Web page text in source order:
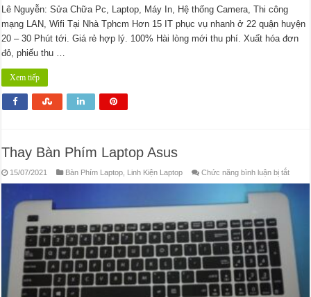
Lê Nguyễn: Sửa Chữa Pc, Laptop, Máy In, Hệ thống Camera, Thi công
mạng LAN, Wifi Tại Nhà Tphcm Hơn 15 IT phục vụ nhanh ở 22 quận huyện
20 – 30 Phút tới. Giá rẻ hợp lý. 100% Hài lòng mới thu phí. Xuất hóa đơn
đỏ, phiếu thu …
Xem tiếp
Thay Bàn Phím Laptop Asus
15/07/2021 Bàn Phím Laptop Linh Kiện Laptop Chức năng bình luận bị tắtở